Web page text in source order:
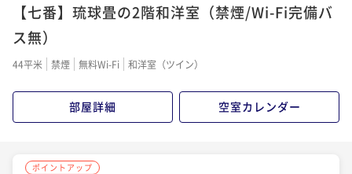
ポイントアップ
【井筒楼】【菜食を愉しむ】厳選野菜をふんだんに！
カラダに優しい料理でデトックスのひと時「ヴィーガ
ン会席プラン」
ポイント即利用で最大7％OFF
¥70,400~
【井筒楼】旬を迎えた鮮度抜群の地魚や貝を存分に！
夕食スタンダード「お糸路プラン」【Relux限定】
二食付き 現地決済可
¥48,400~
2名 ¥ 40,172 ~
ポイントアップ
【七番】琉球畳の2階和洋室（禁煙/Wi-Fi完備バ
ス無）
44平米 禁煙 無料Wi-Fi 和洋室（ツイン）
部屋詳細 空室カレンダー
ポイントアップ